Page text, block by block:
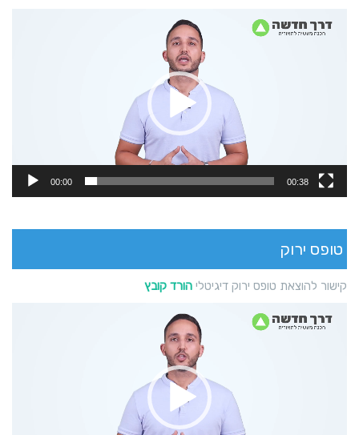
וידאו
00:00 00:38
טופס ירוק
קישור להוצאת טופס ירוק דיגיטלי הורד קובץ
וידאו